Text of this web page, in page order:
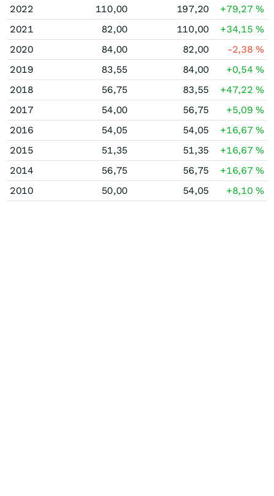
2022
110,00 197,20 +79,27%
2021
82,00 110,00 +34,15%
2020
84,00 82,00 -2,38%
2019
83,55 84,00 +0,54%
2018
56,75 83,55 +47,22%
2017
54,00 56,75 +5,09%
2016
54,05 54,05 +16,67%
2015
51,35 51,35 +16,67%
2014
56,75 56,75 +16,67%
2010
50,00 54,05 +8,10%